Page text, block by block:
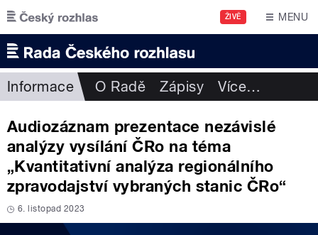
Přejít k hlavnímu obsahu
ŽIVĚ MENU
Informace O Radě Zápisy Více…
Audiozáznam prezentace nezávislé
analýzy vysílání ČRo na téma
„Kvantitativní analýza regionálního
zpravodajství vybraných stanic ČRo“
6. listopad 2023